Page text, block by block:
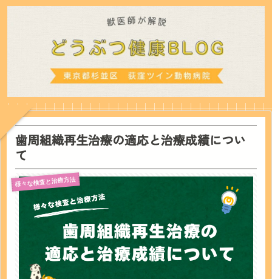
歯周組織再生治療の適応と治療成績につい
て
様々な検査と治療方法